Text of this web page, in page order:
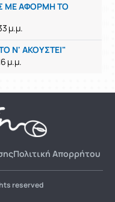
ΜΕ ΑΦΟΡΜΗ ΤΟ
μ.μ.
Ν' ΑΚΟΥΣΤΕΙ"
μ.μ.
Πολιτική Απορρήτου
reserved